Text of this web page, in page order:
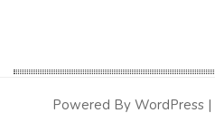
Powered By WordPress |